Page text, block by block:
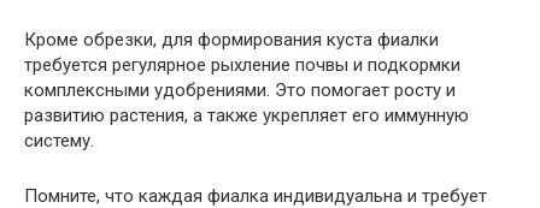
Кроме обрезки, для формирования куста фиалки
требуется регулярное рыхление почвы и подкормки
комплексными удобрениями. Это помогает росту и
развитию растения, а также укрепляет его иммунную
систему.
Помните, что каждая фиалка индивидуальна и требует